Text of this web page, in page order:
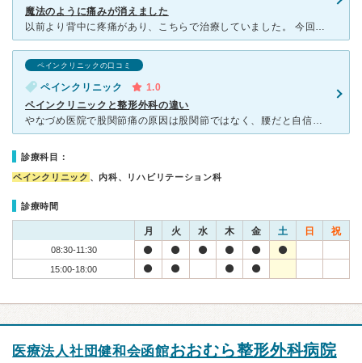
魔法のように痛みが消えました
以前より背中に疼痛があり、こちらで治療していました。 今回、お腹(臍の左側)に鈍痛があり、他の病院では原因不明と言われ、こちらの先生に相談したところ、すぐに帯状疱疹と診断され、点滴を受けました。
ペインクリニックの口コミ
ペインクリニック
1.0
ペインクリニックと整形外科の違い
やなづめ医院で股関節痛の原因は股関節ではなく、腰だと自信満々に注射、薬の処方され、よくならなかった。別の整形外科で再度症状を相談したところ、腰の神経が原因であれば股関節だけではなく下肢にもしびれなどあ
診療科目：
ペインクリニック 、内科、リハビリテーション科
診療時間
月 火 水 木 金 土 日 祝
08:30-11:30
15:00-18:00
医療法人社団健和会函館おおむら整形外科病院